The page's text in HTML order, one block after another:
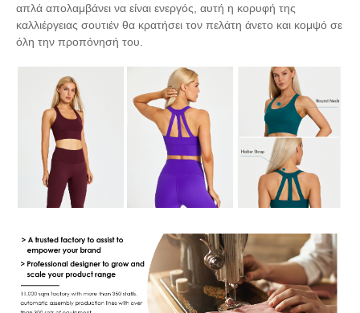
απλά απολαμβάνει να είναι ενεργός, αυτή η κορυφή της
καλλιέργειας σουτιέν θα κρατήσει τον πελάτη άνετο και κομψό σε
όλη την προπόνησή του.